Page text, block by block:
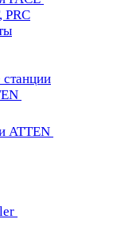
PRC
ATTEN